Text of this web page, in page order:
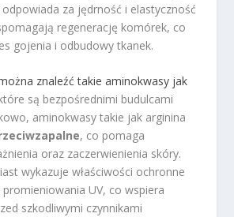
za jędrność i elastyczność
regenerację komórek, co
gojenia i odbudowy tkanek.
znaleźć takie aminokwasy jak
są bezpośrednimi budulcami
aminokwasy takie jak arginina
, co pomaga
oraz zaczerwienienia skóry.
wykazuje właściwości ochronne
promieniowania UV, co wspiera
szkodliwymi czynnikami